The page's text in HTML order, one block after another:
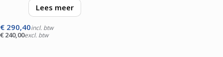
Lees meer
voorzien van roestvrijstalen
opberglade, roestvrijstalen
€ 290,40incl. btw
€ 240,00excl. btw